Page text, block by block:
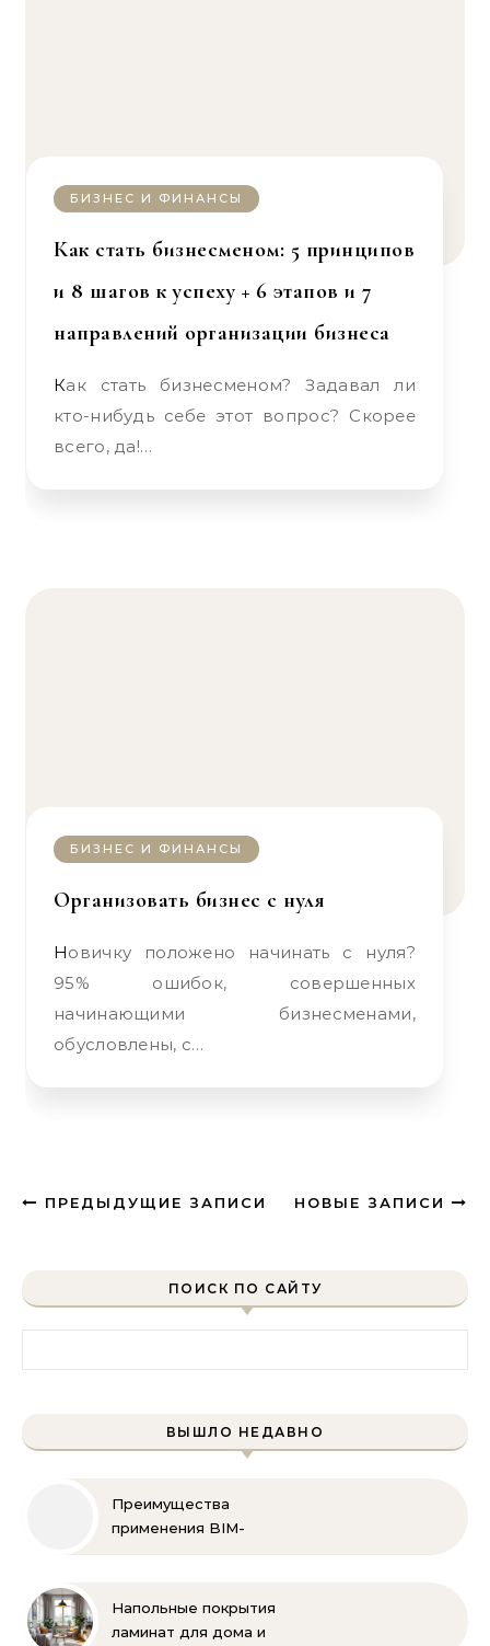
БИЗНЕС И ФИНАНСЫ
Как стать бизнесменом: 5 принципов
и 8 шагов к успеху + 6 этапов и 7
направлений организации бизнеса
Как стать бизнесменом? Задавал ли
кто-нибудь себе этот вопрос? Скорее
всего, да!…
БИЗНЕС И ФИНАНСЫ
Организовать бизнес с нуля
Новичку положено начинать с нуля?
95% ошибок, совершенных
начинающими бизнесменами,
обусловлены, с…
ПРЕДЫДУЩИЕ ЗАПИСИ НОВЫЕ ЗАПИСИ
ПОИСК ПО САЙТУ
ВЫШЛО НЕДАВНО
Преимущества
применения BIM-
Напольные покрытия
ламинат для дома и